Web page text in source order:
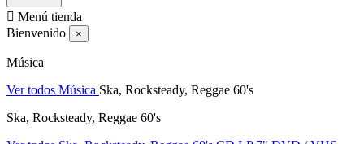
 Menú tienda
Bienvenido
×
Música
Ver todos Música Ska, Rocksteady, Reggae 60's
Ska, Rocksteady, Reggae 60's